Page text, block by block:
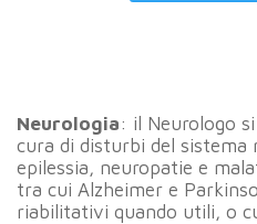
Neurologia: il Neurologo
cura di disturbi del sistema
epilessia, neuropatie e
tra cui Alzheimer e
riabilitativi quando utili, o